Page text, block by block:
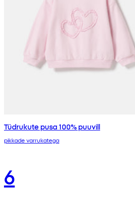
Tüdrukute pusa 100% puuvill
pikkade varrukatega
6